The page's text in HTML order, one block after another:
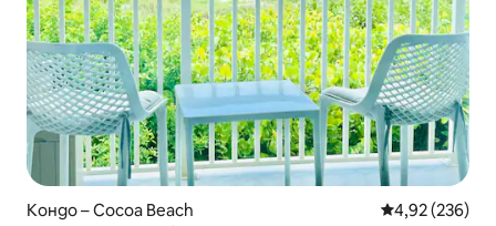
Кондо – Cocoa Beach Средна
4,92 (236)